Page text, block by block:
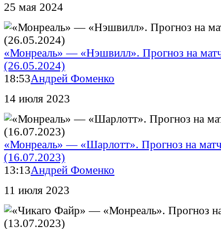
25 мая 2024
«Монреаль» — «Нэшвилл». Прогноз на
(26.05.2024)
18:53Андрей Фоменко
14 июля 2023
«Монреаль» — «Шарлотт». Прогноз на
(16.07.2023)
13:13Андрей Фоменко
11 июля 2023